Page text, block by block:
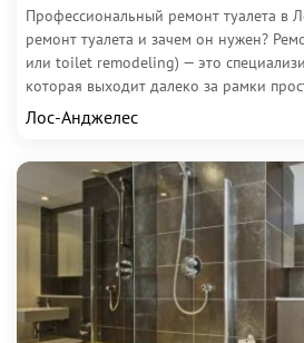
Профессиональный ремонт туалета в
ремонт туалета и зачем он нужен?
или toilet remodeling) — это
которая выходит далеко за рамки
Лос-Анджелес